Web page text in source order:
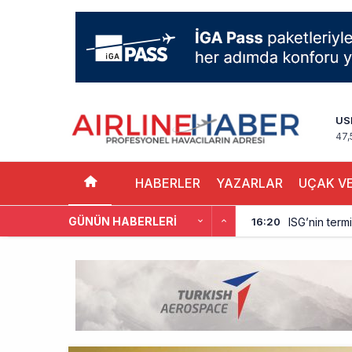
HABERLER YAZARLAR UÇAK
GÜNÜN HABERLERI 16:20 ISG’nin
THY’nin
Pegasus,
9:15 Kolombiya, 2